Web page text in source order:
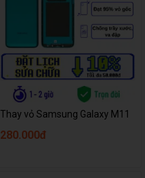
Thay vỏ Samsung Galaxy M11
280.000đ